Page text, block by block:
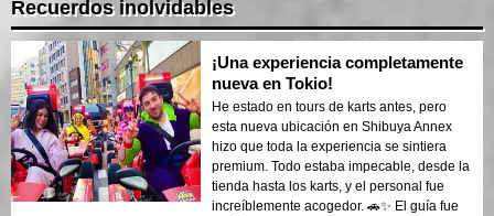
Recuerdos inolvidables
¡Una experiencia completamente
nueva en Tokio!
He estado en tours de karts antes, pero
esta nueva ubicación en Shibuya Annex
hizo que toda la experiencia se sintiera
premium. Todo estaba impecable, desde la
tienda hasta los karts, y el personal fue
increíblemente acogedor. 🚗✨ El guía fue